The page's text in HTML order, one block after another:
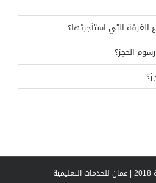
التي استأجرتها؟
الحجز؟